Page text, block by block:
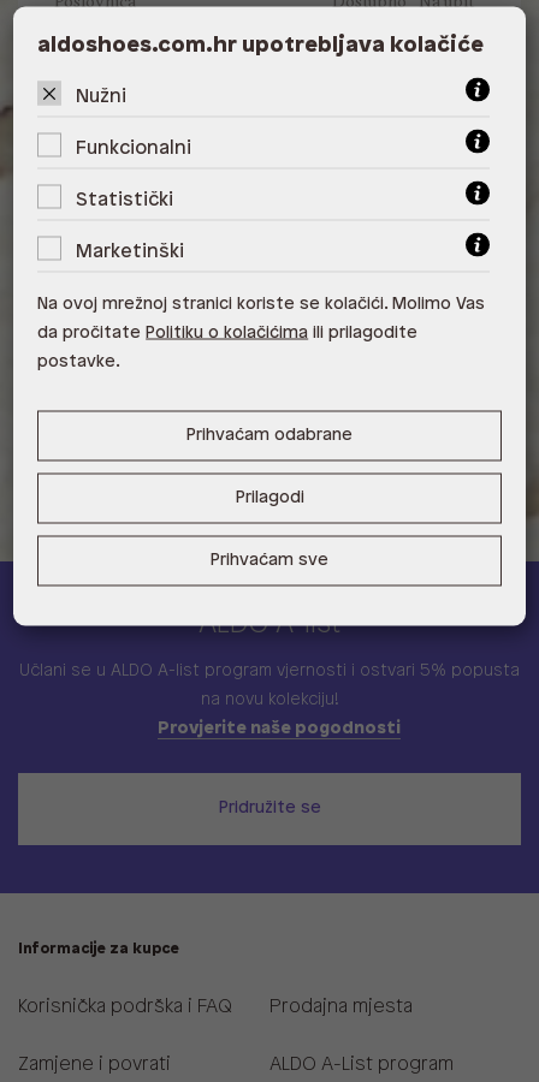
ALDO, City Center One East 10000
10000 Zagreb
ALDO, Arena Centar 10020 Zagreb
ALDO, Mall of Split Split
ALDO, City Center One Split 21000
ALDO, Tower Centar 51000 Rijeka
ALDO, Supernova Zadar Zadar
ALDO A-list
Učlani se u ALDO A-list program vjernosti i ostvari 5% popusta
na novu kolekciju!
Provjerite naše pogodnosti
Pridružite se
Informacije za kupce
Korisnička podrška i FAQ
Zamjene i povrati
Prodajna mjesta
ALDO A-List program
aldoshoes.com.hr upotrebljava kolačiće
Nužni
Funkcionalni
Statistički
Marketinški
Na ovoj mrežnoj stranici koriste se kolačići. Molimo Vas
da pročitate Politiku o kolačićima ili prilagodite
postavke.
Prihvaćam odabrane
Prilagodi
Prihvaćam sve